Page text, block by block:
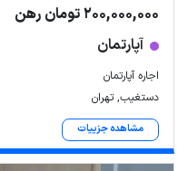
200,000,000 تومان رهن
آپارتمان
اجاره آپارتمان
دستغیب, تهران
مشاهده جزییات